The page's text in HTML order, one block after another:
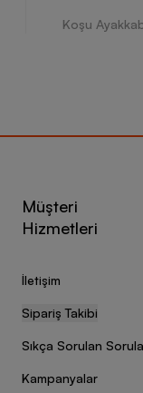
Koşu
Müşteri
Hizmetleri
İletişim
Sipariş Takibi
Sıkça Sorulan
Kampanyalar